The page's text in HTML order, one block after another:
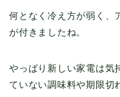
何となく冷え方が弱く、
が付きましたね。
やっぱり新しい家電は気
ていない調味料や期限切